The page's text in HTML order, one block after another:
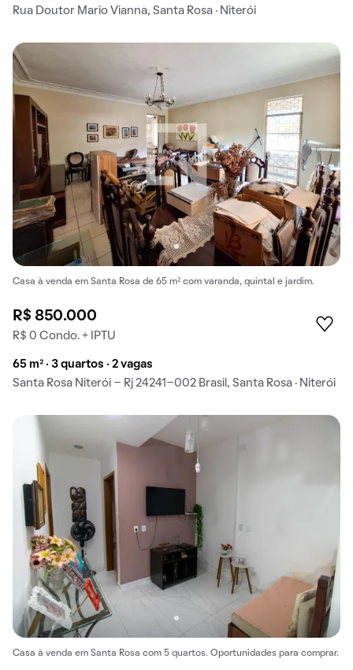
Rua Doutor Mario Vianna, Santa Rosa · Niterói
Casa à venda em Santa Rosa de 65 m² com varanda, quintal e jardim.
R$ 850.000
R$ 0 Condo. + IPTU
65 m² · 3 quartos · 2 vagas
Santa Rosa Niterói - Rj 24241-002 Brasil, Santa Rosa · Niterói
Casa à venda em Santa Rosa com 5 quartos. Oportunidades para comprar.